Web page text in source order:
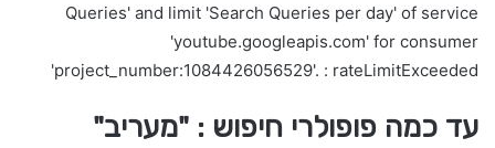
Queries' and limit 'Search Queries per day' of service
'youtube.googleapis.com' for consumer
'project_number:1084426056529'. : rateLimitExceeded
עד כמה פופולרי חיפוש : "מעריב"